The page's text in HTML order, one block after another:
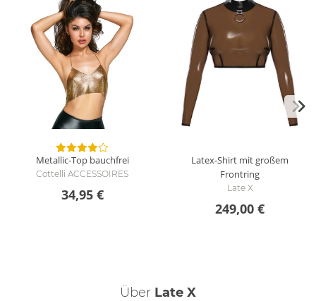
Metallic-Top bauchfrei
Cottelli ACCESSOIRES
34,95 €
Latex-Shirt mit großem
Frontring
Late X
249,00 €
Über Late X